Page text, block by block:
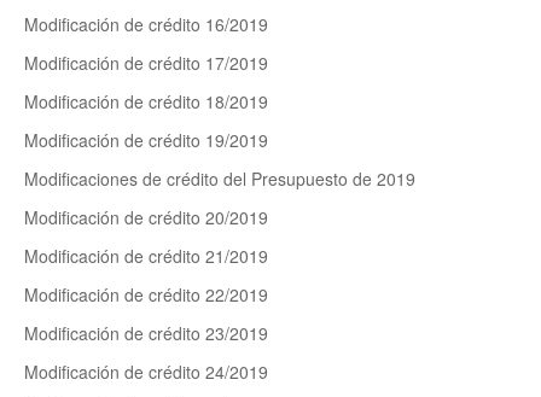
Modificación de crédito 16/2019
Modificación de crédito 17/2019
Modificación de crédito 18/2019
Modificación de crédito 19/2019
Modificaciones de crédito del Presupuesto de 2019
Modificación de crédito 20/2019
Modificación de crédito 21/2019
Modificación de crédito 22/2019
Modificación de crédito 23/2019
Modificación de crédito 24/2019